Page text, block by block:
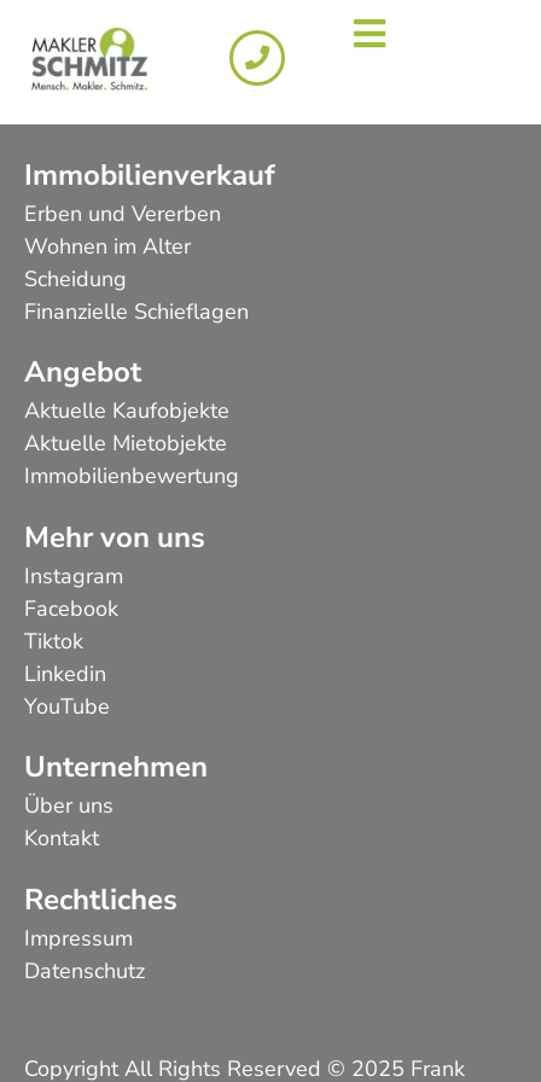
Immobilienverkauf
Erben und Vererben
Wohnen im Alter
Scheidung
Finanzielle Schieflagen
Angebot
Aktuelle Kaufobjekte
Aktuelle Mietobjekte
Immobilienbewertung
Mehr von uns
Instagram
Facebook
Tiktok
Linkedin
YouTube
Unternehmen
Über uns
Kontakt
Rechtliches
Impressum
Datenschutz
Copyright All Rights Reserved © 2025 Frank